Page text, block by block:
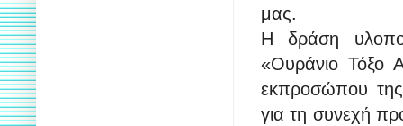
μας.
Η δράση
«Ουράνιο Τόξο
εκπροσώπου
για τη συνεχή